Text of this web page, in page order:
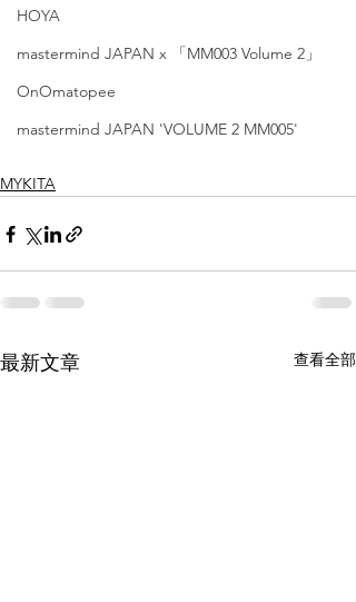
HOYA
mastermind JAPAN x 「MM003 Volume 2」
OnOmatopee
mastermind JAPAN 'VOLUME 2 MM005'
MYKITA
最新文章 查看全部